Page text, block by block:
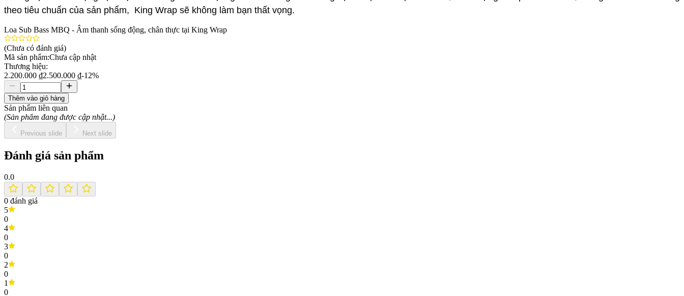
theo tiêu chuẩn của sản phẩm, King Wrap sẽ không làm bạn thất vọng.
Loa Sub Bass MBQ - Âm thanh sống động, chân thực tại King Wrap
(Chưa có đánh giá)
Mã sản phẩm:Chưa cập nhật
Thương hiệu:
2.200.000 ₫2.500.000 ₫-12%
Thêm vào giỏ hàng
Sản phẩm liên quan
(Sản phẩm đang được cập nhật...)
Previous slide Next slide
Đánh giá sản phẩm
0.0
0 đánh giá
5
0
4
0
3
0
2
0
1
0